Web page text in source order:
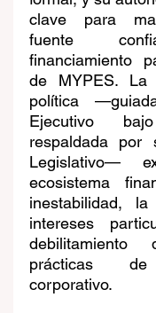
clave para
fuente
financiamiento
de MYPES. La
política
Ejecutivo
respaldada por
Legislativo—
ecosistema
inestabilidad,
intereses
debilitamiento
prácticas
corporativo.